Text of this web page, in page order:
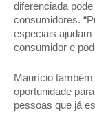
diferenciada
consumidores.
especiais
consumidor e
Maurício
oportunidade
pessoas que já